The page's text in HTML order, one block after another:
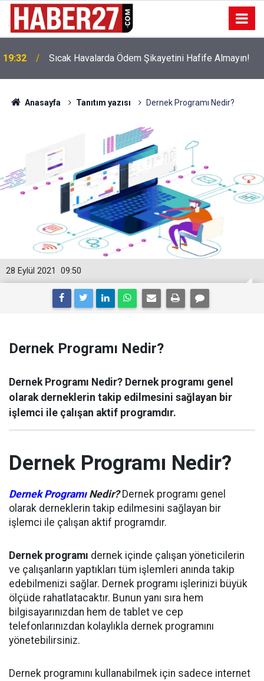
19:32 Sıcak Havalarda Ödem Şikayetini Hafife Almayın!
Anasayfa Tanıtım yazısı Dernek Programı Nedir?
09:50
28 Eylül 2021
Dernek Programı Nedir?
Dernek Programı Nedir? Dernek programı genel
olarak derneklerin takip edilmesini sağlayan bir
işlemci ile çalışan aktif programdır.
Dernek Programı Nedir?
Dernek ProgramıNedir?Dernek programı genel
olarak derneklerin takip edilmesini sağlayan bir
işlemci ile çalışan aktif programdır.
Dernek programı dernek içinde çalışan yöneticilerin
ve çalışanların yaptıkları tüm işlemleri anında takip
edebilmenizi sağlar. Dernek programı işlerinizi büyük
ölçüde rahatlatacaktır. Bunun yanı sıra hem
bilgisayarınızdan hem de tablet ve cep
telefonlarınızdan kolaylıkla dernek programını
yönetebilirsiniz.
Dernek programını kullanabilmek için sadece internet